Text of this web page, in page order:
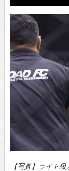
【写真】ライト